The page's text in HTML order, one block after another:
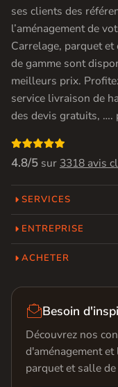
ses clients des
l’aménagement de
Carrelage, parquet
de gamme sont
meilleurs prix.
service livraison de
des devis gratuits, ….

4.8/5 sur 3318 avis
SERVICES
ENTREPRISE
ACHETER
Besoin
Découvrez nos
d'aménagement
parquet et salle